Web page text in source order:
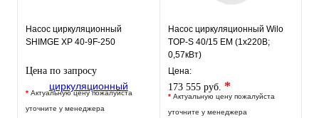
Насос циркуляционный
SHIMGE XP 40-9F-250
Цена по запросу
* Актуальную цену пожалуйста
уточните у менеджера
Насос циркуляционный Wilo
TOP-S 40/15 EM (1х220В;
0,57кВт)
Цена:
173 555 руб. *
* Актуальную цену пожалуйста
уточните у менеджера